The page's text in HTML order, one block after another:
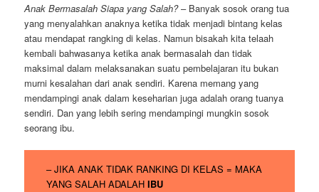
Anak Bermasalah Siapa yang Salah?– Banyak sosok orang tua
yang menyalahkan anaknya ketika tidak menjadi bintang kelas
atau mendapat rangking di kelas. Namun bisakah kita telaah
kembali bahwasanya ketika anak bermasalah dan tidak
maksimal dalam melaksanakan suatu pembelajaran itu bukan
murni kesalahan dari anak sendiri. Karena memang yang
mendampingi anak dalam keseharian juga adalah orang tuanya
sendiri. Dan yang lebih sering mendampingi mungkin sosok
seorang ibu.
– JIKA ANAK TIDAK RANKING DI KELAS = MAKA
YANG SALAH ADALAH IBU